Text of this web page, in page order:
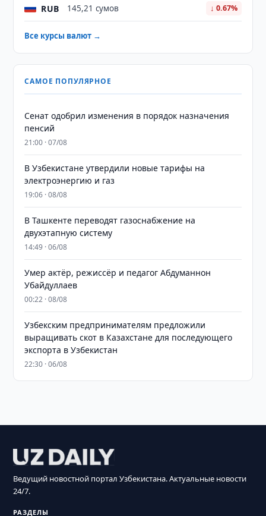
RUB 145,21 сумов ↓ 0.67%
Все курсы валют →
САМОЕ ПОПУЛЯРНОЕ
Сенат одобрил изменения в порядок назначения
пенсий
21:00 · 07/08
В Узбекистане утвердили новые тарифы на
электроэнергию и газ
19:06 · 08/08
В Ташкенте переводят газоснабжение на
двухэтапную систему
14:49 · 06/08
Умер актёр, режиссёр и педагог Абдуманнон
Убайдуллаев
00:22 · 08/08
Узбекским предпринимателям предложили
выращивать скот в Казахстане для последующего
экспорта в Узбекистан
22:30 · 06/08
Ведущий новостной портал Узбекистана. Актуальные новости
24/7.
РАЗДЕЛЫ